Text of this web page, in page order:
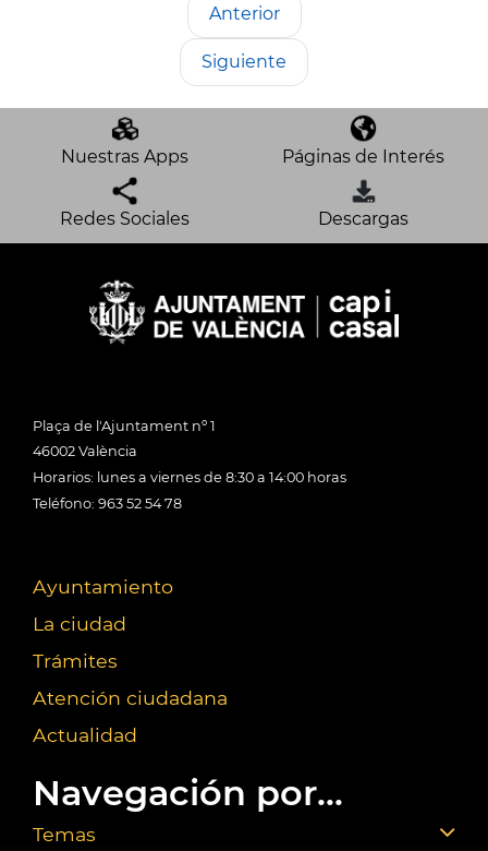
Anterior
Siguiente
Nuestras Apps Páginas de Interés
Redes Sociales Descargas
Plaça de l'Ajuntament nº 1
46002 València
Horarios: lunes a viernes de 8:30 a 14:00 horas
Teléfono: 963 52 54 78
Ayuntamiento
La ciudad
Trámites
Atención ciudadana
Actualidad
Navegación por...
Temas